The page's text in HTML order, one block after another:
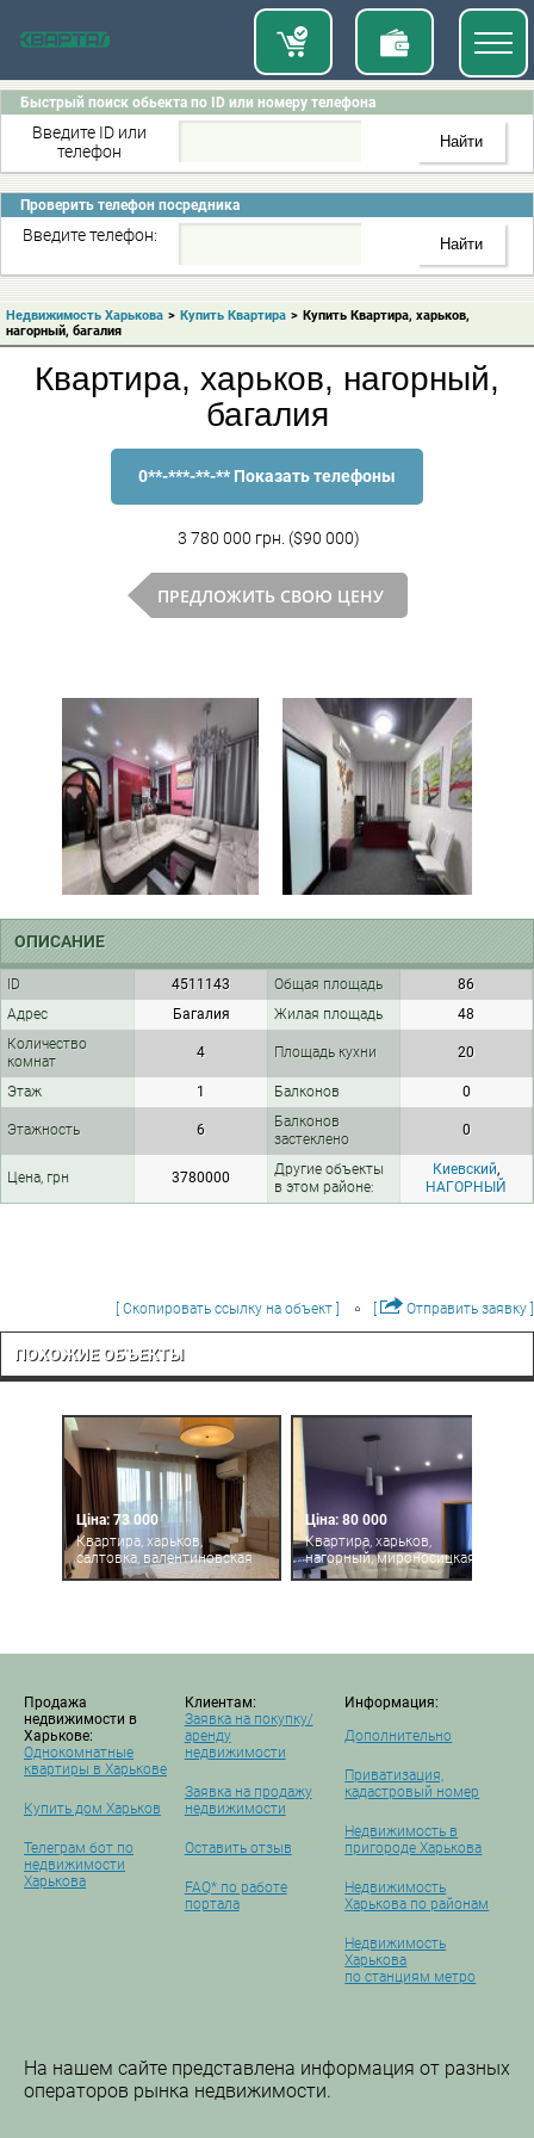
Быстрый поиск обьекта по ID или номеру телефона
Введите ID или
телефон
Проверить телефон посредника
Введите телефон:
Недвижимость Харькова > Купить Квартира > Купить Квартира, харьков,
нагорный, багалия
Квартира, харьков, нагорный,
багалия
0**-***-**-** Показать телефоны
3 780 000 грн. ($90 000)
ПРЕДЛОЖИТЬ СВОЮ ЦЕНУ
ОПИСАНИЕ
ID 4511143 Общая площадь
86
Адрес
Багалия Жилая площадь
48
Количество
комнат
4 Площадь кухни 20
Этаж 1 Балконов 0
Этажность 6
Балконов
застеклено
0
Цена, грн 3780000
Другие объекты
в этом районе:
Киевский,
НАГОРНЫЙ
[ Скопировать ссылку на объект ] Отправить заявку ]
ПОХОЖИЕ ОБЪЕКТЫ
Ціна: 73 000
Квартира, харьков,
салтовка, валентиновская
Ціна: 80 000
Квартира, харьков,
нагорный, мироносицкая
Продажа
недвижимости в
Харькове:
Однокомнатные
квартиры в Харькове
Купить дом Харьков
Телеграм бот по
недвижимости
Харькова
Клиентам:
Заявка на покупку/
аренду
недвижимости
Заявка на продажу
недвижимости
Оставить отзыв
FAQ* по работе
портала
Информация:
Дополнительно
Приватизация,
кадастровый номер
Недвижимость в
пригороде Харькова
Недвижимость
Харькова по районам
Недвижимость
Харькова
по станциям метро
На нашем сайте представлена информация от разных
операторов рынка недвижимости.